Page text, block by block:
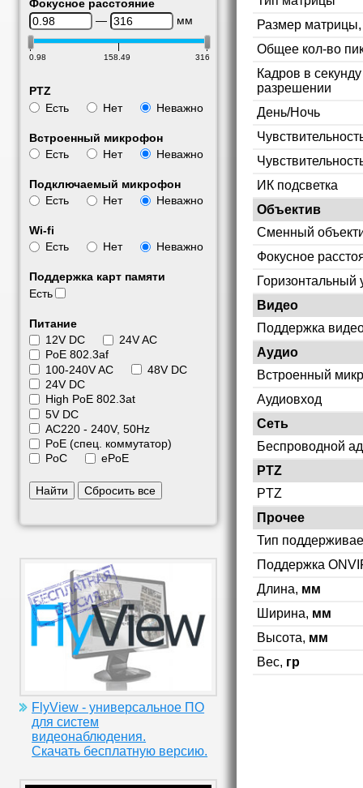
Фокусное расстояние
—
мм
0.98 158.49 316
PTZ
Есть
Нет Неважно
Встроенный микрофон
Есть
Нет Неважно
Подключаемый микрофон
Есть
Нет Неважно
Wi-fi
Есть
Нет Неважно
Поддержка карт памяти
Есть
Питание
12V DC
24V AC
PoE 802.3af
100-240V AC
48V DC
24V DC
High PoE 802.3at
5V DC
АС220 - 240V, 50Hz
PoE (спец. коммутатор)
PoC
ePoE
Найти Сбросить все
FlyView - универсальное ПО
для систем
видеонаблюдения.
Скачать бесплатную версию.
Размер
Общее кол-во
Кадров в
разрешении
День/Ночь
ИК подсветка
Объектив
Сменный
Фокусное
Горизонтальный
Видео
Поддержка
Аудио
Встроенный
Аудиовход
Сеть
Беспроводной
PTZ
PTZ
Прочее
Тип
Поддержка
Длина, мм
Ширина, мм
Высота, мм
Вес, гр